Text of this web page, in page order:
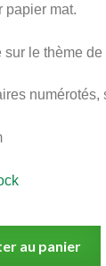
papier mat.
le thème
numérotés,
au panier